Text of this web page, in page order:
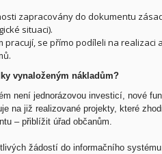
zapracovány do dokumentu
situaci).
pracují, se přímo podíleli na
vynaloženým nákladům?
není jednorázovou investicí, nové
na již realizované projekty, které
– přiblížit úřad občanům.
žádostí do informačního